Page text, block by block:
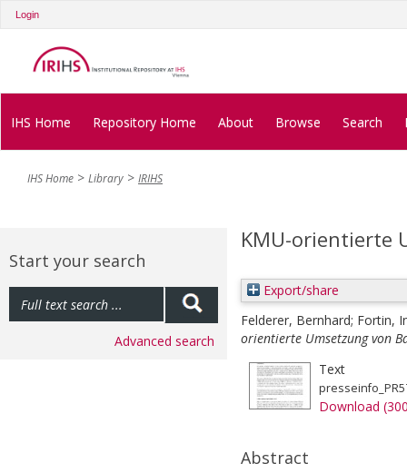
Login
IHS Home Repository Home About Browse Search
IHS Home Library IRIHS
Start your search
Advanced search
KMU-orientierte
Export/share
Felderer, Bernhard; Fortin,
orientierte Umsetzung von
Text
Download
Abstract